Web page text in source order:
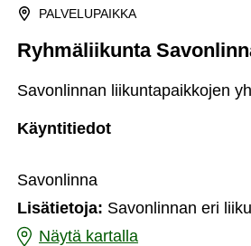
PALVELUPAIKKA
Ryhmäliikunta
Savonlinnan liikuntapaikkojen
KäyntitiedotRyhmäliikunta
Savonlinna
Lisätietoja: Savonlinnan eri
Näytä kartalla
Ryhmäliikunta